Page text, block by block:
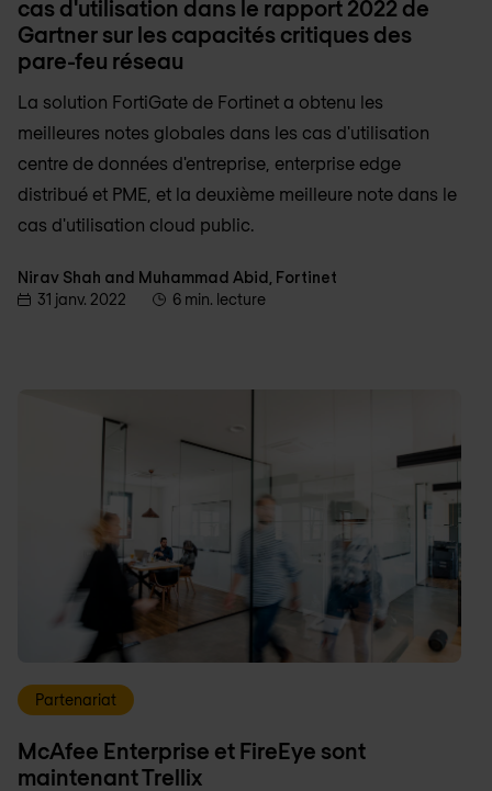
cas d'utilisation dans le rapport 2022 de
Gartner sur les capacités critiques des
pare-feu réseau
La solution FortiGate de Fortinet a obtenu les
meilleures notes globales dans les cas d'utilisation
centre de données d'entreprise, enterprise edge
distribué et PME, et la deuxième meilleure note dans le
cas d'utilisation cloud public.
Nirav Shah and Muhammad Abid, Fortinet
31 janv. 2022
6 min. lecture
Partenariat
McAfee Enterprise et FireEye sont
maintenant Trellix